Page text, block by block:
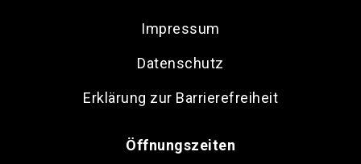
Impressum
Datenschutz
Erklärung zur Barrierefreiheit
Öffnungszeiten